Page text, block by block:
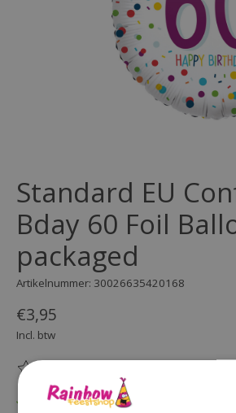
Standard EU
Bday 60 Foil
packaged
Artikelnummer: 30026635420168
€3,95
Incl. btw
De beoordeling van dit product is
Op voorraad